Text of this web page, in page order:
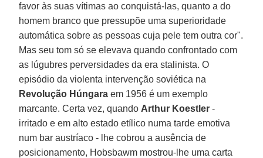
favor às suas vítimas ao conquistá-las, quanto a do
homem branco que pressupõe uma superioridade
automática sobre as pessoas cuja pele tem outra cor".
Mas seu tom só se elevava quando confrontado com
as lúgubres perversidades da era stalinista. O
episódio da violenta intervenção soviética na
Revolução Húngara em 1956 é um exemplo
marcante. Certa vez, quando Arthur Koestler -
irritado e em alto estado etílico numa tarde emotiva
num bar austríaco - lhe cobrou a ausência de
posicionamento, Hobsbawm mostrou-lhe uma carta